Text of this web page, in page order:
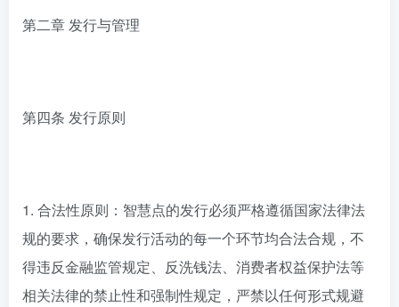
第二章 发行与管理
第四条 发行原则
1. 合法性原则：智慧点的发行必须严格遵循国家法律法
规的要求，确保发行活动的每一个环节均合法合规，不
得违反金融监管规定、反洗钱法、消费者权益保护法等
相关法律的禁止性和强制性规定，严禁以任何形式规避